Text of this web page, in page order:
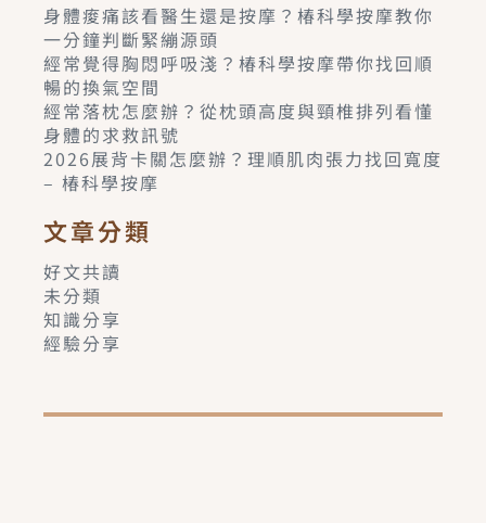
身體痠痛該看醫生還是按摩？椿科學按摩教你
一分鐘判斷緊繃源頭
經常覺得胸悶呼吸淺？椿科學按摩帶你找回順
暢的換氣空間
經常落枕怎麼辦？從枕頭高度與頸椎排列看懂
身體的求救訊號
2026展背卡關怎麼辦？理順肌肉張力找回寬度
– 椿科學按摩
文章分類
好文共讀
未分類
知識分享
經驗分享